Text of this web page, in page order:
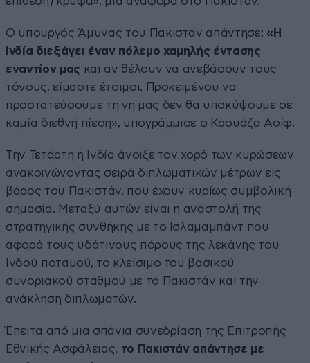
Ο υπουργός Άμυνας του Πακιστάν απάντησε: «Η
Ινδία διεξάγει έναν πόλεμο χαμηλής έντασης
εναντίον μας και αν θέλουν να ανεβάσουν τους
τόνους, είμαστε έτοιμοι. Προκειμένου να
προστατεύσουμε τη γη μας δεν θα υποκύψουμε σε
καμία διεθνή πίεση», υπογράμμισε ο Καουάζα Ασίφ.
Την Τετάρτη η Ινδία άνοιξε τον χορό των κυρώσεων
ανακοινώνοντας σειρά διπλωματικών μέτρων εις
βάρος του Πακιστάν, που έχουν κυρίως συμβολική
σημασία. Μεταξύ αυτών είναι η αναστολή της
στρατηγικής συνθήκης με το Ισλαμαμπάντ που
αφορά τους υδάτινους πόρους της λεκάνης του
Ινδού ποταμού, το κλείσιμο του βασικού
συνοριακού σταθμού με το Πακιστάν και την
ανάκληση διπλωματών.
Έπειτα από μια σπάνια συνεδρίαση της Επιτροπής
Εθνικής Ασφάλειας, το Πακιστάν απάντησε με